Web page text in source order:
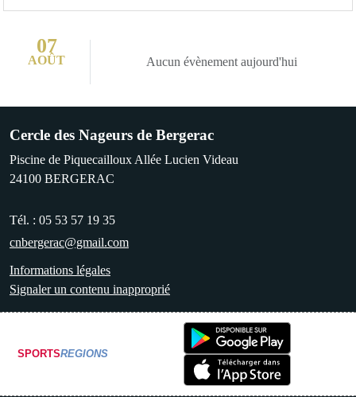
07
AOÛT Aucun évènement aujourd'hui
Cercle des Nageurs de Bergerac
Piscine de Piquecailloux Allée Lucien Videau
24100 BERGERAC
Tél. : 05 53 57 19 35
cnbergerac@gmail.com
Informations légales
Signaler un contenu inapproprié
SPORTSREGIONS